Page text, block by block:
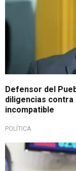
Defensor del
diligencias
incompatible
POLÍTICA
Resolución